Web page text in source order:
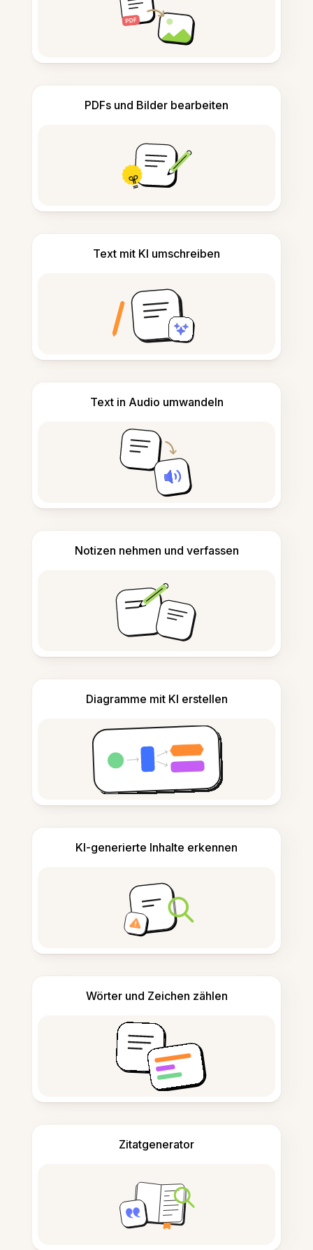
PDFs und Bilder bearbeiten
Text mit KI umschreiben
Text in Audio umwandeln
Notizen nehmen und verfassen
Diagramme mit KI erstellen
KI-generierte Inhalte erkennen
Wörter und Zeichen zählen
Zitatgenerator